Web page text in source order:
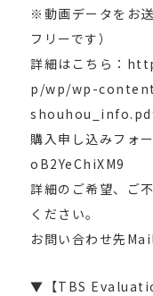
※動画データをお
フリーです）
詳細はこちら：
p/wp/wp-
購入申し込みフ
oB2YeChiXM9
詳細のご希望、ご
ください。
お問い合わせ先
▼【TBS